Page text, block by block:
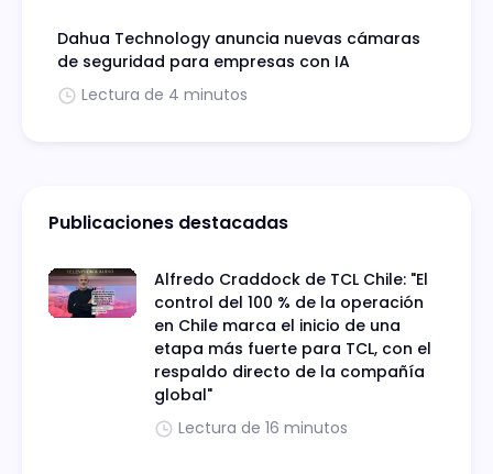
Dahua Technology anuncia nuevas cámaras
de seguridad para empresas con IA
Lectura de 4 minutos
Publicaciones destacadas
Alfredo Craddock de TCL Chile: "El
control del 100 % de la operación
en Chile marca el inicio de una
etapa más fuerte para TCL, con el
respaldo directo de la compañía
global"
Lectura de 16 minutos